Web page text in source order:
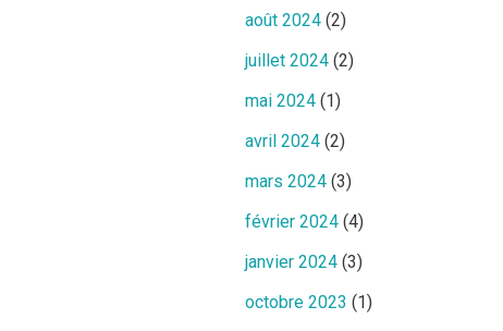
août 2024 (2)
juillet 2024 (2)
mai 2024 (1)
avril 2024 (2)
mars 2024 (3)
février 2024 (4)
janvier 2024 (3)
octobre 2023 (1)